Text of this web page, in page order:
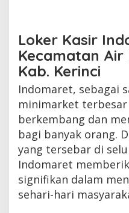
Loker Kasir
Kecamatan
Kab. Kerinci
Indomaret, sebagai
minimarket
berkembang dan
bagi banyak orang.
yang tersebar di
Indomaret
signifikan dalam
sehari-hari